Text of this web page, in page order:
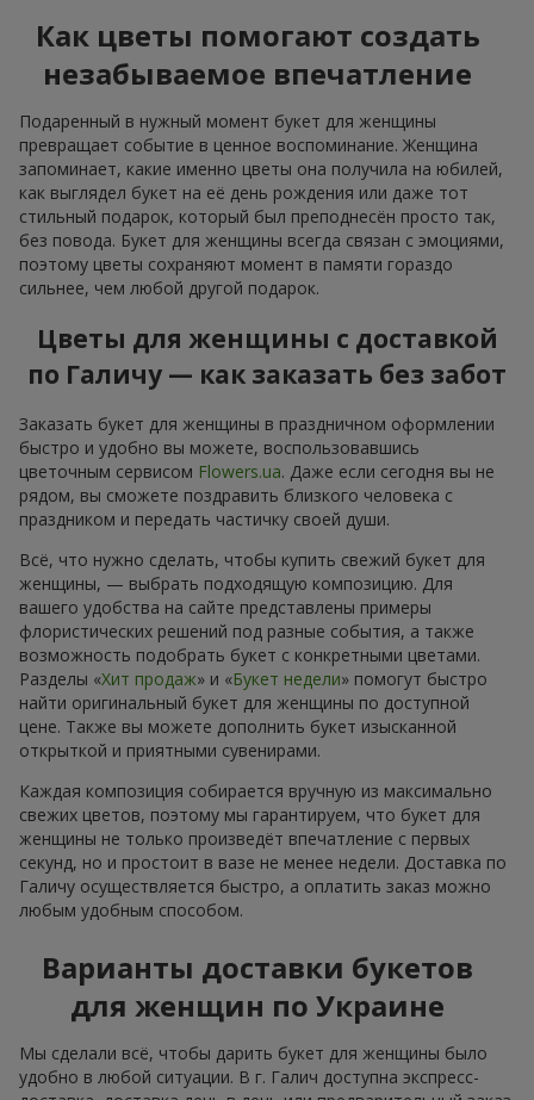
Как цветы помогают создать
незабываемое впечатление
Подаренный в нужный момент букет для женщины
превращает событие в ценное воспоминание. Женщина
запоминает, какие именно цветы она получила на юбилей,
как выглядел букет на её день рождения или даже тот
стильный подарок, который был преподнесён просто так,
без повода. Букет для женщины всегда связан с эмоциями,
поэтому цветы сохраняют момент в памяти гораздо
сильнее, чем любой другой подарок.
Цветы для женщины с доставкой
по Галичу — как заказать без забот
Заказать букет для женщины в праздничном оформлении
быстро и удобно вы можете, воспользовавшись
цветочным сервисом Flowers.ua. Даже если сегодня вы не
рядом, вы сможете поздравить близкого человека с
праздником и передать частичку своей души.
Всё, что нужно сделать, чтобы купить свежий букет для
женщины, — выбрать подходящую композицию. Для
вашего удобства на сайте представлены примеры
флористических решений под разные события, а также
возможность подобрать букет с конкретными цветами.
Разделы «Хит продаж» и «Букет недели» помогут быстро
найти оригинальный букет для женщины по доступной
цене. Также вы можете дополнить букет изысканной
открыткой и приятными сувенирами.
Каждая композиция собирается вручную из максимально
свежих цветов, поэтому мы гарантируем, что букет для
женщины не только произведёт впечатление с первых
секунд, но и простоит в вазе не менее недели. Доставка по
Галичу осуществляется быстро, а оплатить заказ можно
любым удобным способом.
Варианты доставки букетов
для женщин по Украине
Мы сделали всё, чтобы дарить букет для женщины было
удобно в любой ситуации. В г. Галич доступна экспресс-